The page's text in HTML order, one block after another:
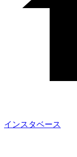
インスタベース